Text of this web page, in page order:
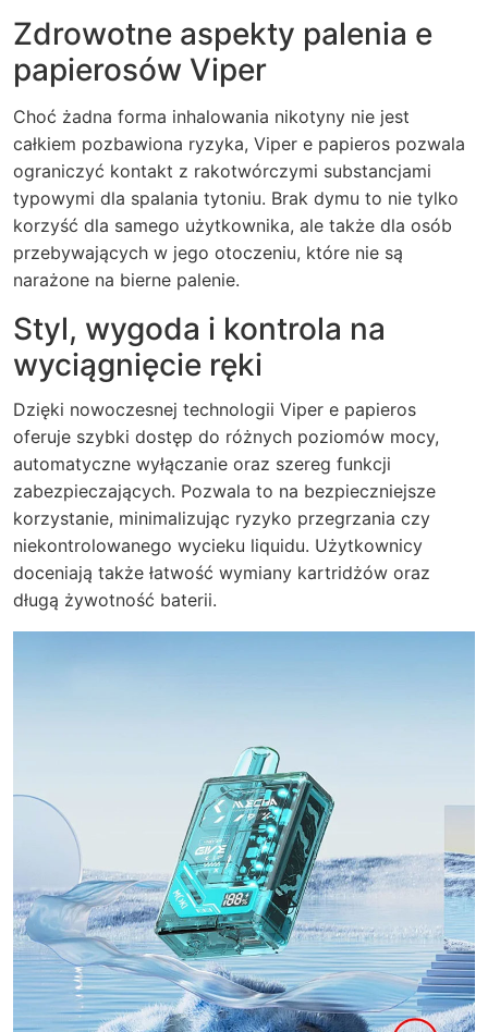
Zdrowotne aspekty palenia e
papierosów Viper
Choć żadna forma inhalowania nikotyny nie jest
całkiem pozbawiona ryzyka, Viper e papieros pozwala
ograniczyć kontakt z rakotwórczymi substancjami
typowymi dla spalania tytoniu. Brak dymu to nie tylko
korzyść dla samego użytkownika, ale także dla osób
przebywających w jego otoczeniu, które nie są
narażone na bierne palenie.
Styl, wygoda i kontrola na
wyciągnięcie ręki
Dzięki nowoczesnej technologii Viper e papieros
oferuje szybki dostęp do różnych poziomów mocy,
automatyczne wyłączanie oraz szereg funkcji
zabezpieczających. Pozwala to na bezpieczniejsze
korzystanie, minimalizując ryzyko przegrzania czy
niekontrolowanego wycieku liquidu. Użytkownicy
doceniają także łatwość wymiany kartridżów oraz
długą żywotność baterii.